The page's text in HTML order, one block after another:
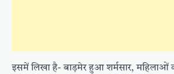
इसमें लिखा है- बाड़मेर हुआ शर्मसार, महिलाओं